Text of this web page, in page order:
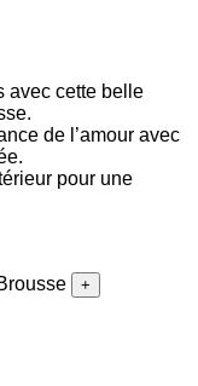
avec cette belle
de l’amour avec
pour une